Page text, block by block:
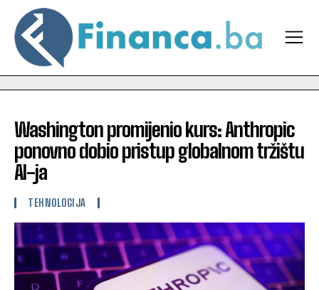
Washington promijenio kurs: Anthropic
ponovno dobio pristup globalnom tržištu
AI-ja
TEHNOLOGIJA